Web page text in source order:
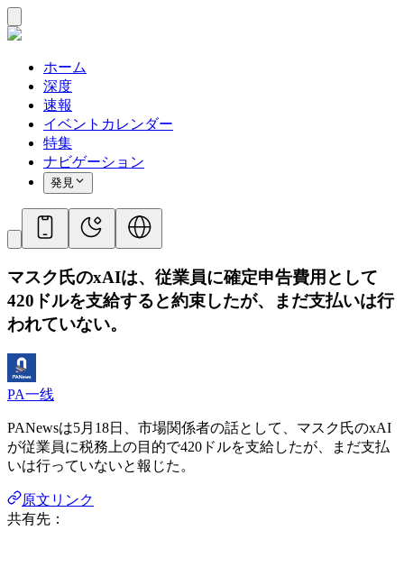
ホーム
深度
速報
イベントカレンダー
特集
ナビゲーション
発見
マスク氏のxAIは、従業員に確定申告費用として
420ドルを支給すると約束したが、まだ支払いは行
われていない。
PA一线
PANewsは5月18日、市場関係者の話として、マスク氏のxAI
が従業員に税務上の目的で420ドルを支給したが、まだ支払
いは行っていないと報じた。
原文リンク
共有先：